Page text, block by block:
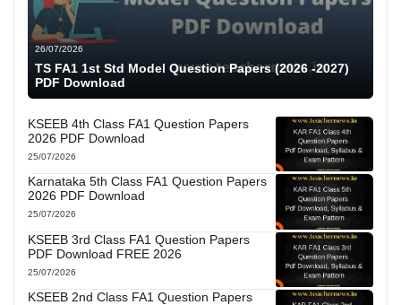
26/07/2026
TS FA1 1st Std Model Question Papers (2026 -2027)
PDF Download
KSEEB 4th Class FA1 Question Papers
2026 PDF Download
25/07/2026
Karnataka 5th Class FA1 Question Papers
2026 PDF Download
25/07/2026
KSEEB 3rd Class FA1 Question Papers
PDF Download FREE 2026
25/07/2026
KSEEB 2nd Class FA1 Question Papers